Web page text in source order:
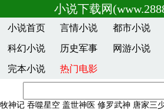
小说下载网
小说首页 言情小说 都市小说
科幻小说 历史军事 网游小说
完本小说 热门电影
牧神记 吞噬星空 盖世神医 修罗武神 唐家三